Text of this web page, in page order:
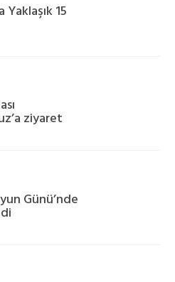
Yaklaşık 15
ziyaret
Günü’nde